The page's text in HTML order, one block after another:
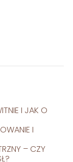
I JAK O
I
– CZY